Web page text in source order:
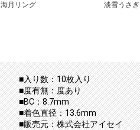
海月リング 淡雪うさぎ
■入り数：10枚入り
■度有無：度あり
■BC：8.7mm
■着色直径：13.6mm
■販売元：株式会社アイセイ